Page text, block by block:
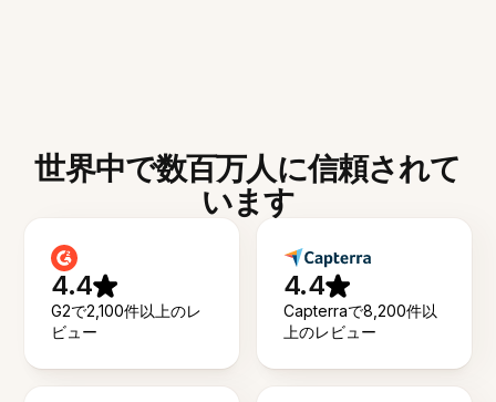
世界中で数百万人に信頼されて
います
4.4
G2で2,100件以上のレ
ビュー
4.4
Capterraで8,200件以
上のレビュー